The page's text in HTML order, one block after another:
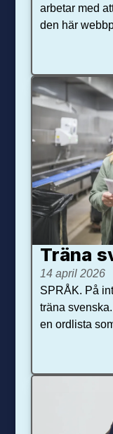
arbetar med
den här
Träna
14 april 2026
SPRÅK. På
träna
en ordlista